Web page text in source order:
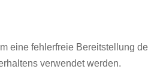
eine fehlerfreie Bereitstellung
verwendet werden.